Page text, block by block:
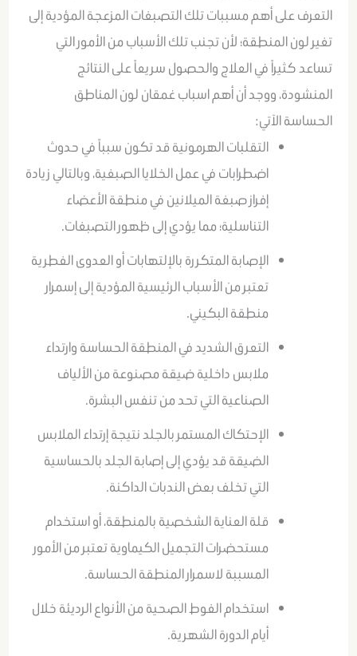
التعرف على أهم مسببات تلك التصبغات المزعجة المؤدية إلى
تغير لون المنطقة؛ لأن تجنب تلك الأسباب من الأمور التي
تساعد كثيراً في العلاج والحصول سريعاً على النتائج
المنشودة، ووجد أن أهم اسباب غمقان لون المناطق
الحساسة الآتي:
التقلبات الهرمونية قد تكون سبباً في حدوث
اضطرابات في عمل الخلايا الصبغية، وبالتالي زيادة
إفراز صبغة الميلانين في منطقة الأعضاء
التناسلية؛ مما يؤدي إلى ظهور التصبغات.
الإصابة المتكررة بالإلتهابات أو العدوى الفطرية
تعتبر من الأسباب الرئيسية المؤدية إلى إسمرار
منطقة البكيني.
التعرق الشديد في المنطقة الحساسة وارتداء
ملابس داخلية ضيقة مصنوعة من الألياف
الصناعية التي تحد من تنفس البشرة.
الإحتكاك المستمر بالجلد نتيجة إرتداء الملابس
الضيقة قد يؤدي إلى إصابة الجلد بالحساسية
التي تخلف بعض الندبات الداكنة.
قلة العناية الشخصية بالمنطقة، أو استخدام
مستحضرات التجميل الكيماوية تعتبر من الأمور
المسببة لاسمرار المنطقة الحساسة.
استخدام الفوط الصحية من الأنواع الرديئة خلال
أيام الدورة الشهرية.